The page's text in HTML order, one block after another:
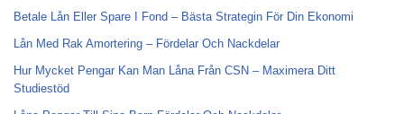
Betale Lån Eller Spare I Fond – Bästa Strategin För Din Ekonomi
Lån Med Rak Amortering – Fördelar Och Nackdelar
Hur Mycket Pengar Kan Man Låna Från CSN – Maximera Ditt
Studiestöd